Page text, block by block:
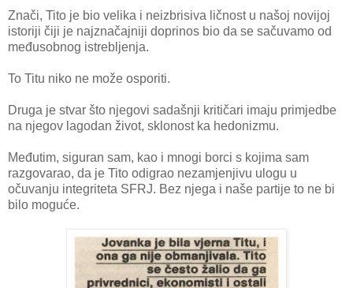
Znači, Tito je bio velika i neizbrisiva ličnost u našoj novijoj
istoriji čiji je najznačajniji doprinos bio da se sačuvamo od
međusobnog istrebljenja.
To Titu niko ne može osporiti.
Druga je stvar što njegovi sadašnji kritičari imaju primjedbe
na njegov lagodan život, sklonost ka hedonizmu.
Međutim, siguran sam, kao i mnogi borci s kojima sam
razgovarao, da je Tito odigrao nezamjenjivu ulogu u
očuvanju integriteta SFRJ. Bez njega i naše partije to ne bi
bilo moguće.